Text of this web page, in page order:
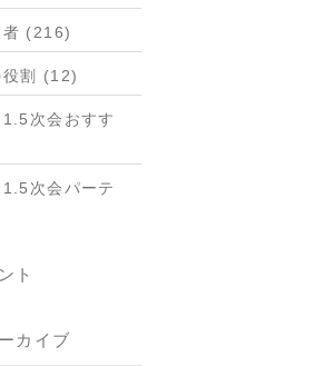
者 (216)
役割 (12)
次会おすす
次会パーテ
ト
カイブ